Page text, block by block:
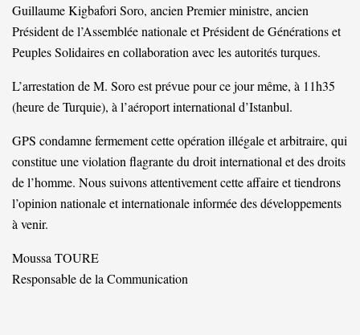
Guillaume Kigbafori Soro, ancien Premier ministre, ancien
Président de l’Assemblée nationale et Président de Générations et
Peuples Solidaires en collaboration avec les autorités turques.
L’arrestation de M. Soro est prévue pour ce jour même, à 11h35
(heure de Turquie), à l’aéroport international d’Istanbul.
GPS condamne fermement cette opération illégale et arbitraire, qui
constitue une violation flagrante du droit international et des droits
de l’homme. Nous suivons attentivement cette affaire et tiendrons
l’opinion nationale et internationale informée des développements
à venir.
Moussa TOURE
Responsable de la Communication